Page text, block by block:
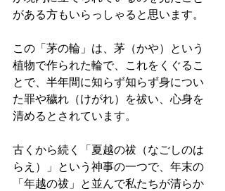
がある方もいらっしゃると思います。
この「茅の輪」は、茅（かや）という
植物で作られた輪で、これをくぐるこ
とで、半年間に知らず知らず身につい
た罪や穢れ（けがれ）を祓い、心身を
清めるとされています。
古くから続く「夏越の祓（なごしのは
らえ）」という神事の一つで、年末の
「年越の祓」と並んで私たちが清らか